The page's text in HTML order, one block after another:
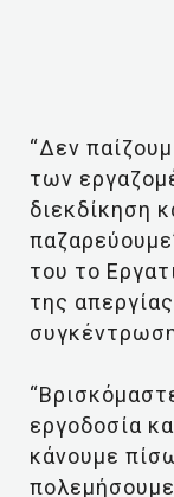
“Δεν
των
διεκδίκηση
του το
της
εργοδοσία
κάνουμε